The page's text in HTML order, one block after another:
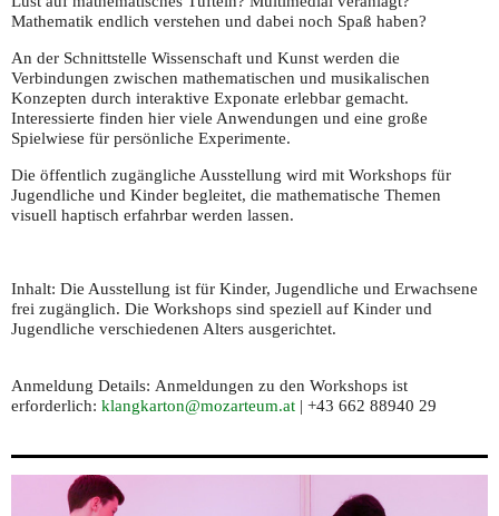
Mathematik endlich verstehen und dabei noch Spaß haben?
An der Schnittstelle Wissenschaft und Kunst werden die
Verbindungen zwischen mathematischen und musikalischen
Konzepten durch interaktive Exponate erlebbar gemacht.
Interessierte finden hier viele Anwendungen und eine große
Spielwiese für persönliche Experimente.
Die öffentlich zugängliche Ausstellung wird mit Workshops für
Jugendliche und Kinder begleitet, die mathematische Themen
visuell haptisch erfahrbar werden lassen.
Inhalt: Die Ausstellung ist für Kinder, Jugendliche und Erwachsene
frei zugänglich. Die Workshops sind speziell auf Kinder und
Jugendliche verschiedenen Alters ausgerichtet.
Anmeldung Details: Anmeldungen zu den Workshops ist
erforderlich: klangkarton@mozarteum.at | +43 662 88940 29